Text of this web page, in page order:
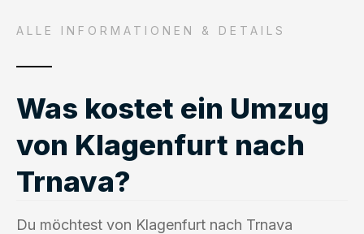
ALLE INFORMATIONEN & DETAILS
Was kostet ein Umzug
von Klagenfurt nach
Trnava?
Du möchtest von Klagenfurt nach Trnava